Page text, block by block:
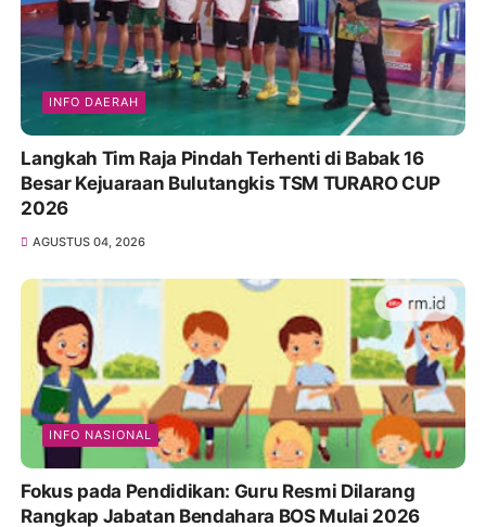
INFO DAERAH
Langkah Tim Raja Pindah Terhenti di Babak 16
Besar Kejuaraan Bulutangkis TSM TURARO CUP
2026
AGUSTUS 04, 2026
INFO NASIONAL
Fokus pada Pendidikan: Guru Resmi Dilarang
Rangkap Jabatan Bendahara BOS Mulai 2026